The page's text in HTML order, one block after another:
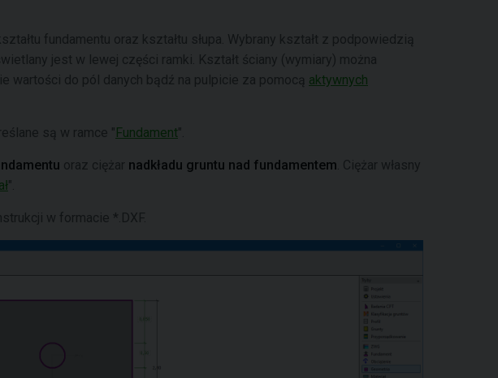
fundamentu oraz kształtu słupa. Wybrany kształt z podpowiedzią
jest w lewej części ramki. Kształt ściany (wymiary) można
wartości do pól danych bądź na pulpicie za pomocą aktywnych
są w ramce "Fundament".
oraz ciężar nadkładu gruntu nad fundamentem . Ciężar własny
".
w formacie *.DXF.